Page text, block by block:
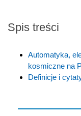
Spis treści
Automatyka,
kosmiczne na
Definicje i